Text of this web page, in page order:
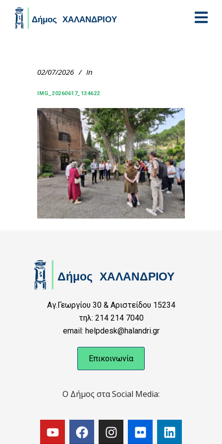
02/07/2026 In
IMG_20260617_134622
Αγ.Γεωργίου 30 & Αριστείδου 15234
τηλ: 214 214 7040
email: helpdesk@halandri.gr
Επικοινωνία
Ο Δήμος στα Social Media: